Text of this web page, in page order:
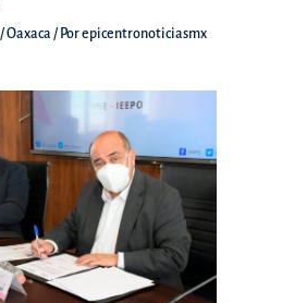
/Oaxaca / Porepicentronoticiasmx